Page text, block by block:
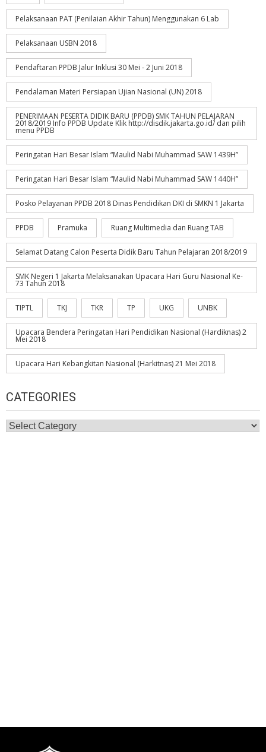
Pelaksanaan PAT (Penilaian Akhir Tahun) Menggunakan 6 Lab
Pelaksanaan USBN 2018
Pendaftaran PPDB Jalur Inklusi 30 Mei - 2 Juni 2018
Pendalaman Materi Persiapan Ujian Nasional (UN) 2018
PENERIMAAN PESERTA DIDIK BARU (PPDB) SMK TAHUN PELAJARAN
2018/2019 Info PPDB Update Klik http://disdik.jakarta.go.id/ dan pilih
menu PPDB
Peringatan Hari Besar Islam “Maulid Nabi Muhammad SAW 1439H”
Peringatan Hari Besar Islam “Maulid Nabi Muhammad SAW 1440H”
Posko Pelayanan PPDB 2018 Dinas Pendidikan DKI di SMKN 1 Jakarta
PPDB Pramuka Ruang Multimedia dan Ruang TAB
Selamat Datang Calon Peserta Didik Baru Tahun Pelajaran 2018/2019
SMK Negeri 1 Jakarta Melaksanakan Upacara Hari Guru Nasional Ke-
73 Tahun 2018
TIPTL TKJ TKR TP UKG UNBK
Upacara Bendera Peringatan Hari Pendidikan Nasional (Hardiknas) 2
Mei 2018
Upacara Hari Kebangkitan Nasional (Harkitnas) 21 Mei 2018
CATEGORIES
Categories